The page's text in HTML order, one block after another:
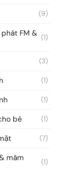
(9)
phát FM & (1)
(3)
(1)
(1)
bé (1)
(7)
mâm
(1)